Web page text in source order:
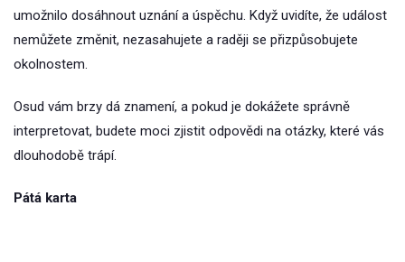
umožnilo dosáhnout uznání a úspěchu. Když uvidíte, že událost
nemůžete změnit, nezasahujete a raději se přizpůsobujete
okolnostem.
Osud vám brzy dá znamení, a pokud je dokážete správně
interpretovat, budete moci zjistit odpovědi na otázky, které vás
dlouhodobě trápí.
Pátá karta